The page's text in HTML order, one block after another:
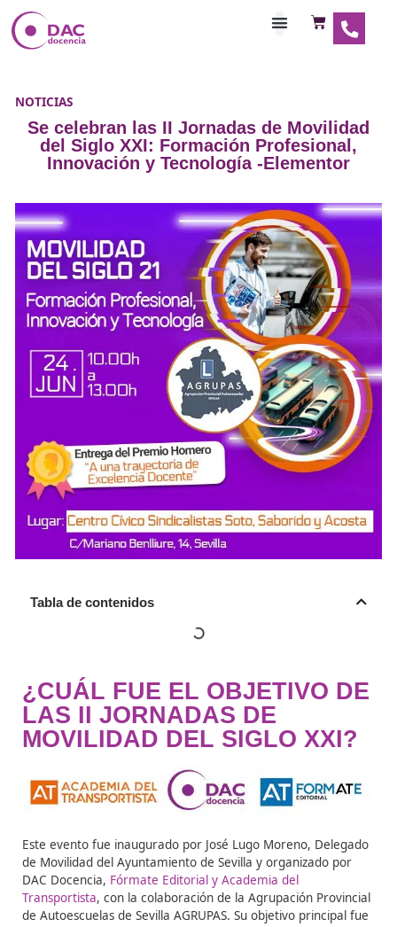
NOTICIAS
Se celebran las II Jornadas de
del Siglo XXI: Formación
Tabla de contenidos
¿CUÁL FUE EL OBJETIVO
LAS II JORNADAS DE
MOVILIDAD DEL SIGLO